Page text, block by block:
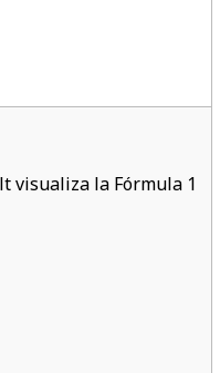
visualiza la Fórmula 1